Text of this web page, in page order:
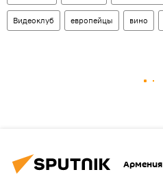
Видеоклуб европейцы вино
Армения